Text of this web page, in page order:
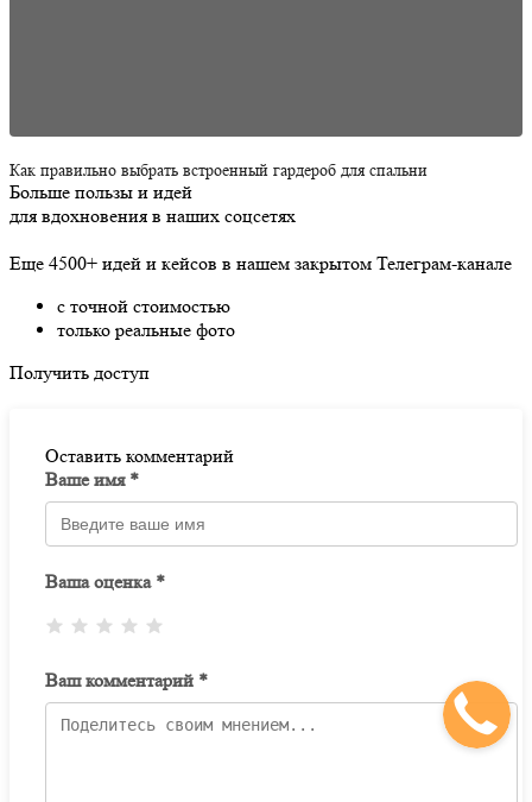
Как правильно выбрать встроенный гардероб для спальни
Больше пользы и идей
для вдохновения в наших соцсетях
Еще 4500+ идей и кейсов в нашем закрытом Телеграм-канале
с точной стоимостью
только реальные фото
Получить доступ
Оставить комментарий
Ваше имя *
Ваша оценка *
Ваш комментарий *